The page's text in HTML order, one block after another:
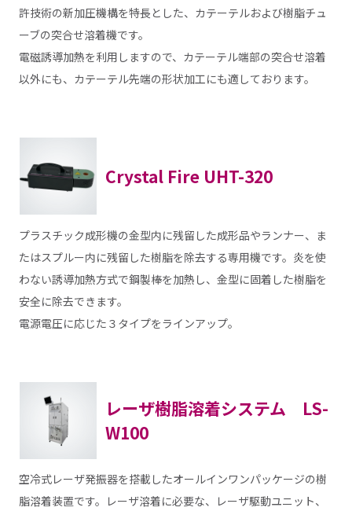
許技術の新加圧機構を特長とした、カテーテルおよび樹脂チュ
ーブの突合せ溶着機です。
電磁誘導加熱を利用しますので、カテーテル端部の突合せ溶着
以外にも、カテーテル先端の形状加工にも適しております。
Crystal Fire UHT-320
プラスチック成形機の金型内に残留した成形品やランナー、ま
たはスプルー内に残留した樹脂を除去する専用機です。炎を使
わない誘導加熱方式で鋼製棒を加熱し、金型に固着した樹脂を
安全に除去できます。
電源電圧に応じた３タイプをラインアップ。
レーザ樹脂溶着システム LS-
W100
空冷式レーザ発振器を搭載したオールインワンパッケージの樹
脂溶着装置です。レーザ溶着に必要な、レーザ駆動ユニット、